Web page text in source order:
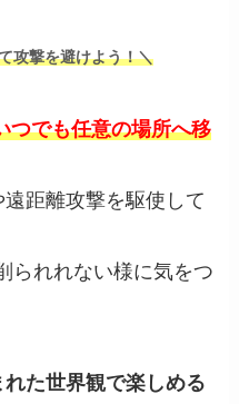
攻撃を避けよう！＼
つでも任意の場所へ移
距離攻撃を駆使して
られれない様に気をつ
れた世界観で楽しめる